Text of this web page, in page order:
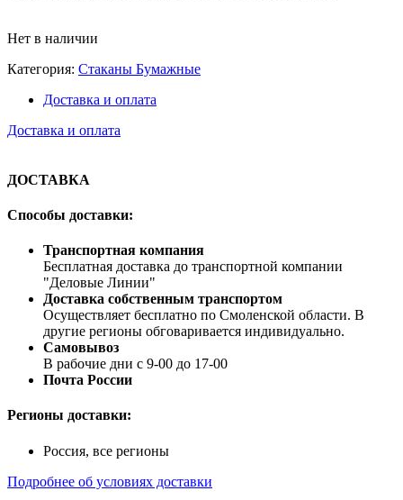
Нет в наличии
Категория: Стаканы Бумажные
Доставка и оплата
Доставка и оплата
ДОСТАВКА
Способы доставки:
Транспортная компания
Бесплатная доставка до транспортной компании
"Деловые Линии"
Доставка собственным транспортом
Осуществляет бесплатно по Смоленской области. В
другие регионы обговаривается индивидуально.
Самовывоз
В рабочие дни с 9-00 до 17-00
Почта России
Регионы доставки:
Россия, все регионы
Подробнее об условиях доставки